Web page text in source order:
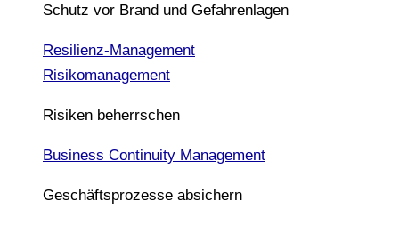
Schutz vor Brand und Gefahrenlagen
Resilienz-Management
Risikomanagement
Risiken beherrschen
Business Continuity Management
Geschäftsprozesse absichern